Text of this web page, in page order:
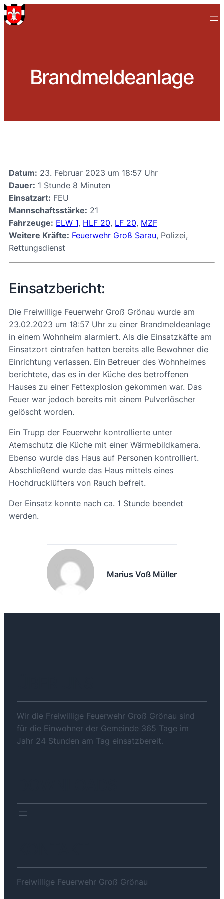
Brandmeldeanlage
Datum: 23. Februar 2023 um 18:57 Uhr
Dauer: 1 Stunde 8 Minuten
Einsatzart: FEU
Mannschaftsstärke: 21
Fahrzeuge: ELW 1, HLF 20, LF 20, MZF
Weitere Kräfte: Feuerwehr Groß Sarau, Polizei,
Rettungsdienst
Einsatzbericht:
Die Freiwillige Feuerwehr Groß Grönau wurde am
23.02.2023 um 18:57 Uhr zu einer Brandmeldeanlage
in einem Wohnheim alarmiert. Als die Einsatzkäfte am
Einsatzort eintrafen hatten bereits alle Bewohner die
Einrichtung verlassen. Ein Betreuer des Wohnheimes
berichtete, das es in der Küche des betroffenen
Hauses zu einer Fettexplosion gekommen war. Das
Feuer war jedoch bereits mit einem Pulverlöscher
gelöscht worden.
Ein Trupp der Feuerwehr kontrollierte unter
Atemschutz die Küche mit einer Wärmebildkamera.
Ebenso wurde das Haus auf Personen kontrolliert.
Abschließend wurde das Haus mittels eines
Hochdrucklüfters von Rauch befreit.
Der Einsatz konnte nach ca. 1 Stunde beendet
werden.
Marius Voß Müller
Wir die Freiwillige Feuerwehr Groß Grönau sind
für die Einwohner der Gemeinde 365 Tage im
Jahr 24 Stunden am Tag einsatzbereit.
Freiwillige Feuerwehr Groß Grönau